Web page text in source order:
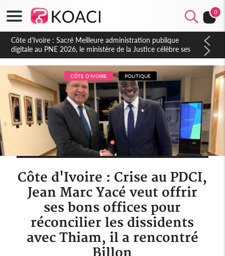
0
CÔTE D'IVOIRE POLITIQUE
Côte d'Ivoire : Crise au PDCI,
Jean Marc Yacé veut offrir
ses bons offices pour
réconcilier les dissidents
avec Thiam, il a rencontré